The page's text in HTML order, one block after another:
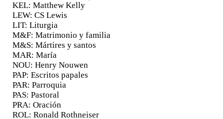
KEL: Matthew Kelly
LEW: CS Lewis
LIT: Liturgia
M&F: Matrimonio y familia
M&S: Mártires y santos
MAR: María
NOU: Henry Nouwen
PAP: Escritos papales
PAR: Parroquia
PAS: Pastoral
PRA: Oración
ROL: Ronald Rothneiser